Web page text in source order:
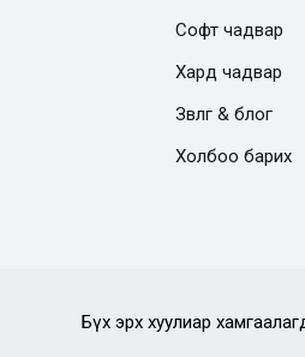
Софт чадвар
Хард чадвар
Зөвлөгөө & блог
Холбоо барих
Бүх эрх хуулиар